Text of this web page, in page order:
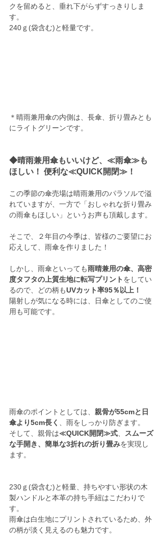
クを留めると、垂れ下がらずすっきりしま
す。
240ｇ(袋含む)と軽量です。
＊晴雨兼用傘の内側は、長傘、折り畳みとも
にライトグリーンです。
◆晴雨兼用傘もいいけど、≪雨傘≫も
ほしい！ 便利な≪QUICK開閉≫！
この季節の傘売場は晴雨兼用のパラソルで溢
れていますが、一方で「おしゃれな折り畳み
の雨傘もほしい」というお声も頂戴します。
そこで、２年目の今季は、皆様のご要望にお
応えして、雨傘を作りました！
しかし、雨傘といっても雨晴兼用の傘、高密
度タフタの上質生地に転写プリント をしてい
るので、どの柄もUVカット率95％以上！
陽射しが気になる時には、日傘としてのご使
用も可能です。
雨傘のポイントとしては、 親骨が55cmと日
傘より5cm長く
、雨をしっかり防ぎます。
そして、親骨は≪QUICK開閉≫式
スムーズ
な手開き、簡単な3折れの折り畳みを実現し
ます。
230ｇ(袋含む)と軽量、持ちやすい形状の木
製ハンドルと本革の持ち手紐はこだわりで
す。
雨傘は白生地にプリントされているため、外
の柄が淡く見えるのも魅力です。